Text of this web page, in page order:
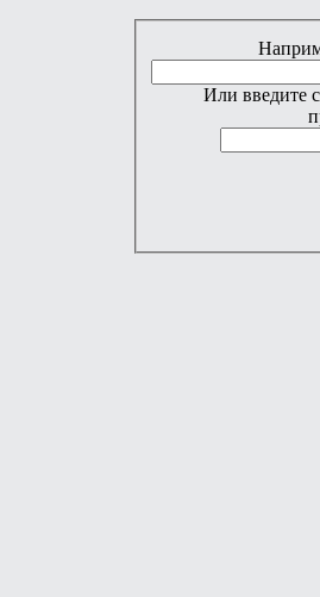
Или введите